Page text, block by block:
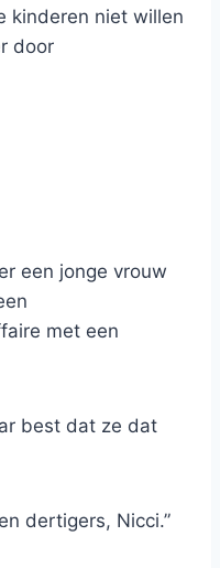
kinderen niet willen
door
een jonge vrouw
met een
best dat ze dat
dertigers, Nicci.”